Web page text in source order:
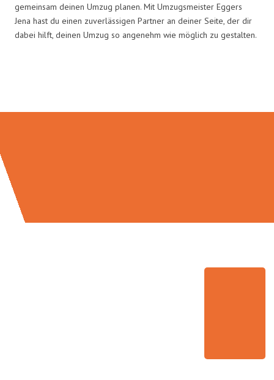
gemeinsam deinen Umzug planen. Mit Umzugsmeister Eggers
Jena hast du einen zuverlässigen Partner an deiner Seite, der dir
dabei hilft, deinen Umzug so angenehm wie möglich zu gestalten.